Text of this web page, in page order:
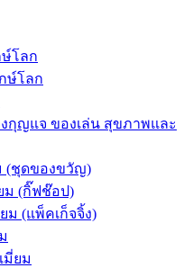
โลก
ษ์โลก
งกุญแจ ของเล่น สุขภาพและ
(ชุดของขวัญ)
ม (กิ๊ฟช๊อป)
ยม (แพ็คเก็จจิ้ง)
มี่ยม